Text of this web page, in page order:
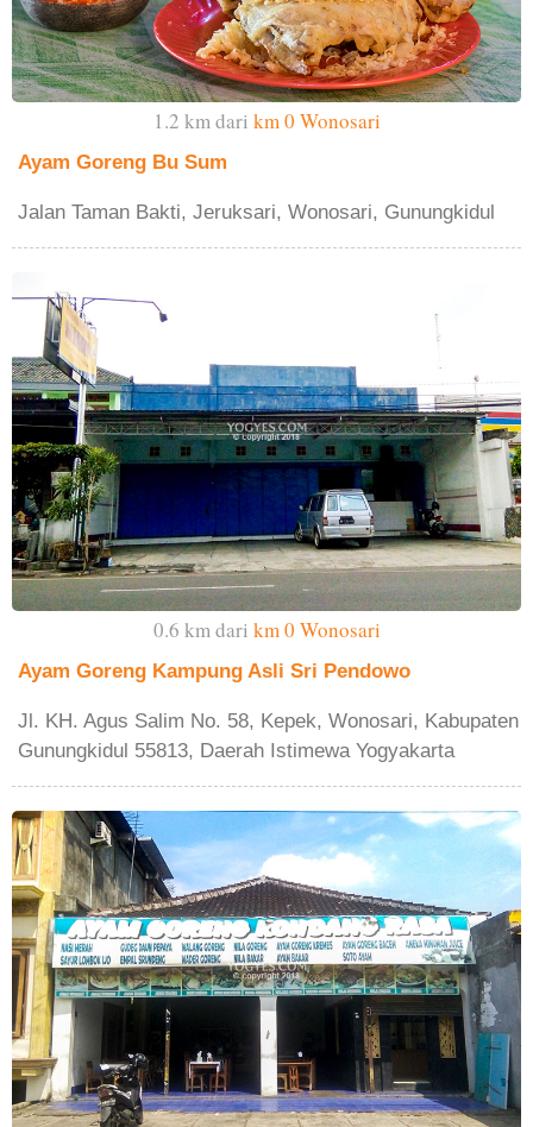
1.2 km dari km 0 Wonosari
Ayam Goreng Bu Sum
Jalan Taman Bakti, Jeruksari, Wonosari, Gunungkidul
0.6 km dari km 0 Wonosari
Ayam Goreng Kampung Asli Sri Pendowo
Jl. KH. Agus Salim No. 58, Kepek, Wonosari, Kabupaten
Gunungkidul 55813, Daerah Istimewa Yogyakarta